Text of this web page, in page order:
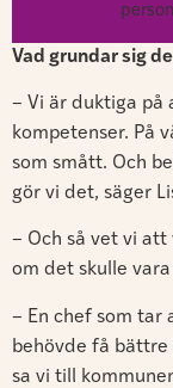
Vad grundar sig
– Vi är duktiga på
kompetenser. På
som smått. Och
gör vi det, säger
– Och så vet vi
om det skulle
– En chef som tar
behövde få
sa vi till